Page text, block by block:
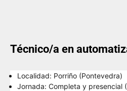
Técnico/a en
Localidad: Porriño (Pontevedra)
Jornada: Completa y presencial